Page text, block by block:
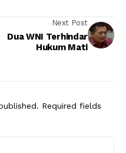
Next Post
Dua WNI Terhindar
Hukum Mati
Required fields